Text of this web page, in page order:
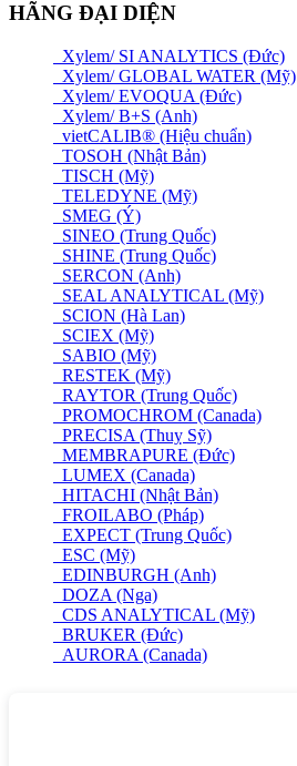
HÃNG ĐẠI DIỆN
Xylem/ SI ANALYTICS (Đức)
Xylem/ GLOBAL WATER (Mỹ)
Xylem/ EVOQUA (Đức)
Xylem/ B+S (Anh)
vietCALIB® (Hiệu chuẩn)
TOSOH (Nhật Bản)
TISCH (Mỹ)
TELEDYNE (Mỹ)
SMEG (Ý)
SINEO (Trung Quốc)
SHINE (Trung Quốc)
SERCON (Anh)
SEAL ANALYTICAL (Mỹ)
SCION (Hà Lan)
SCIEX (Mỹ)
SABIO (Mỹ)
RESTEK (Mỹ)
RAYTOR (Trung Quốc)
PROMOCHROM (Canada)
PRECISA (Thuỵ Sỹ)
MEMBRAPURE (Đức)
LUMEX (Canada)
HITACHI (Nhật Bản)
FROILABO (Pháp)
EXPECT (Trung Quốc)
ESC (Mỹ)
EDINBURGH (Anh)
DOZA (Nga)
CDS ANALYTICAL (Mỹ)
BRUKER (Đức)
AURORA (Canada)